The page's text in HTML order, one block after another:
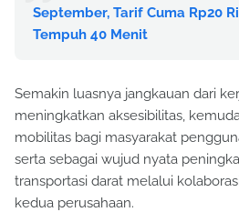
September, Tarif Cuma Rp20
Tempuh 40 Menit
Semakin luasnya jangkauan dari
meningkatkan aksesibilitas,
mobilitas bagi masyarakat
serta sebagai wujud nyata
transportasi darat melalui
kedua perusahaan.